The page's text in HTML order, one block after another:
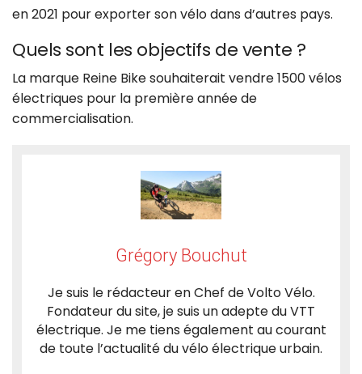
en 2021 pour exporter son vélo dans d’autres pays.
Quels sont les objectifs de vente ?
La marque Reine Bike souhaiterait vendre 1500 vélos
électriques pour la première année de
commercialisation.
Grégory Bouchut
Je suis le rédacteur en Chef de Volto Vélo.
Fondateur du site, je suis un adepte du VTT
électrique. Je me tiens également au courant
de toute l’actualité du vélo électrique urbain.